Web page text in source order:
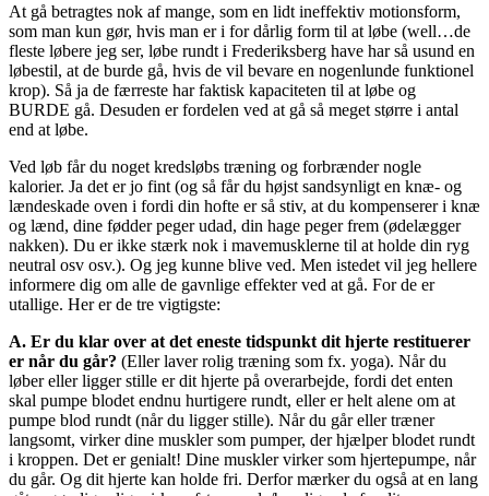
At gå betragtes nok af mange, som en lidt ineffektiv motionsform,
som man kun gør, hvis man er i for dårlig form til at løbe (well…de
fleste løbere jeg ser, løbe rundt i Frederiksberg have har så usund en
løbestil, at de burde gå, hvis de vil bevare en nogenlunde funktionel
krop). Så ja de færreste har faktisk kapaciteten til at løbe og
BURDE gå. Desuden er fordelen ved at gå så meget større i antal
end at løbe.
Ved løb får du noget kredsløbs træning og forbrænder nogle
kalorier. Ja det er jo fint (og så får du højst sandsynligt en knæ- og
lændeskade oven i fordi din hofte er så stiv, at du kompenserer i knæ
og lænd, dine fødder peger udad, din hage peger frem (ødelægger
nakken). Du er ikke stærk nok i mavemusklerne til at holde din ryg
neutral osv osv.). Og jeg kunne blive ved. Men istedet vil jeg hellere
informere dig om alle de gavnlige effekter ved at gå. For de er
utallige. Her er de tre vigtigste:
A. Er du klar over at det eneste tidspunkt dit hjerte restituerer
er når du går? (Eller laver rolig træning som fx. yoga). Når du
løber eller ligger stille er dit hjerte på overarbejde, fordi det enten
skal pumpe blodet endnu hurtigere rundt, eller er helt alene om at
pumpe blod rundt (når du ligger stille). Når du går eller træner
langsomt, virker dine muskler som pumper, der hjælper blodet rundt
i kroppen. Det er genialt! Dine muskler virker som hjertepumpe, når
du går. Og dit hjerte kan holde fri. Derfor mærker du også at en lang